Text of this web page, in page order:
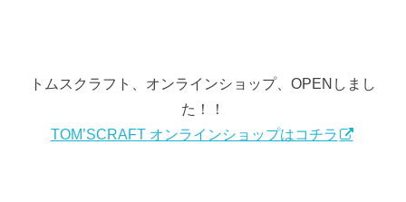
トムスクラフト、オンラインショップ、OPENしまし
た！！
TOM’SCRAFT オンラインショップはコチラ